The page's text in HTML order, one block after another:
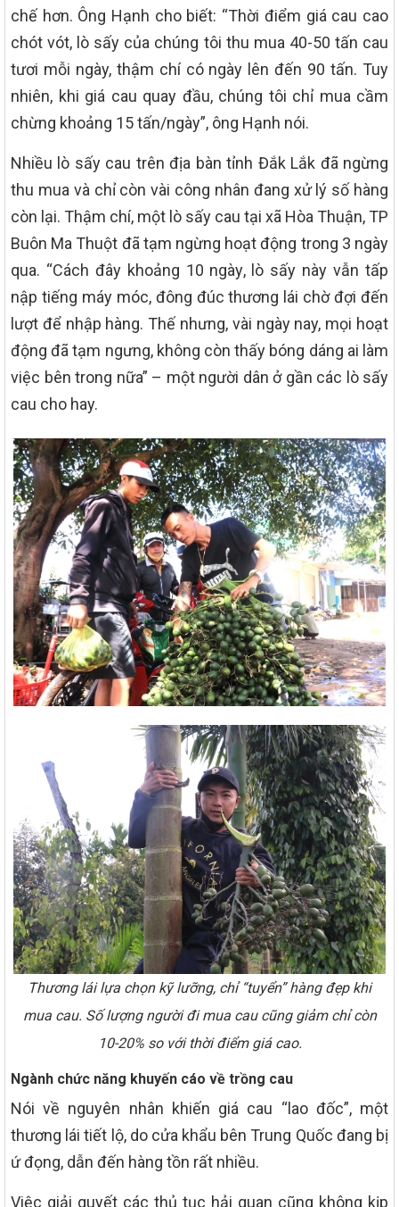
chế hơn. Ông Hạnh cho biết: “Thời điểm giá cau cao
chót vót, lò sấy của chúng tôi thu mua 40-50 tấn cau
tươi mỗi ngày, thậm chí có ngày lên đến 90 tấn. Tuy
nhiên, khi giá cau quay đầu, chúng tôi chỉ mua cầm
chừng khoảng 15 tấn/ngày”, ông Hạnh nói.
Nhiều lò sấy cau trên địa bàn tỉnh Đắk Lắk đã ngừng
thu mua và chỉ còn vài công nhân đang xử lý số hàng
còn lại. Thậm chí, một lò sấy cau tại xã Hòa Thuận, TP
Buôn Ma Thuột đã tạm ngừng hoạt động trong 3 ngày
qua. “Cách đây khoảng 10 ngày, lò sấy này vẫn tấp
nập tiếng máy móc, đông đúc thương lái chờ đợi đến
lượt để nhập hàng. Thế nhưng, vài ngày nay, mọi hoạt
động đã tạm ngưng, không còn thấy bóng dáng ai làm
việc bên trong nữa” – một người dân ở gần các lò sấy
cau cho hay.
Thương lái lựa chọn kỹ lưỡng, chỉ “tuyển” hàng đẹp khi
mua cau. Số lượng người đi mua cau cũng giảm chỉ còn
10-20% so với thời điểm giá cao.
Ngành chức năng khuyến cáo về trồng cau
Nói về nguyên nhân khiến giá cau “lao đốc”, một
thương lái tiết lộ, do cửa khẩu bên Trung Quốc đang bị
ứ đọng, dẫn đến hàng tồn rất nhiều.
Việc giải quyết các thủ tục hải quan cũng không kịp